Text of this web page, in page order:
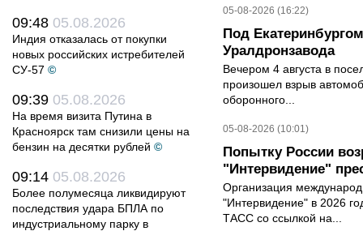
09:48 05.08.2026
Индия отказалась от покупки
новых российских истребителей
СУ-57 ©
09:39 05.08.2026
На время визита Путина в
Красноярск там снизили цены на
бензин на десятки рублей ©
09:14 05.08.2026
Более полумесяца ликвидируют
последствия удара БПЛА по
индустриальному парку в
05-08-2026 (16:22)
Под
Уралдронзавода
Вечером 4 августа в
произошел взрыв
оборонного...
05-08-2026 (10:01)
Попытку России
"Интервидение"
Организация
"Интервидение" в 2026
ТАСС со ссылкой на...